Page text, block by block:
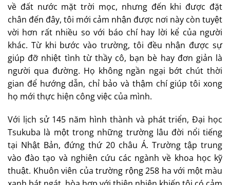
về đất nước mặt trời mọc, nhưng đến khi được đặt
chân đến đây, tôi mới cảm nhận được nơi này còn tuyệt
vời hơn rất nhiều so với báo chí hay lời kể của người
khác. Từ khi bước vào trường, tôi đều nhận được sự
giúp đỡ nhiệt tình từ thầy cô, bạn bè hay đơn giản là
người qua đường. Họ không ngần ngại bớt chút thời
gian để hướng dẫn, chỉ bảo và thậm chí giúp tôi xong
họ mới thực hiện công việc của mình.
Với lịch sử 145 năm hình thành và phát triển, Đại học
Tsukuba là một trong những trường lâu đời nổi tiếng
tại Nhật Bản, đứng thứ 20 châu Á. Trường tập trung
vào đào tạo và nghiên cứu các ngành về khoa học kỹ
thuật. Khuôn viên của trường rộng 258 ha với một màu